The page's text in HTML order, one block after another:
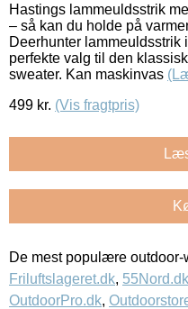
Hastings lammeuldsstrik
– så kan du holde på
Deerhunter lammeuldsstrik
perfekte valg til den
sweater. Kan maskinvas
499 kr. (Vis fragtpris)
De mest populære
Friluftslageret.dk, 55Nord.dk
OutdoorPro.dk,